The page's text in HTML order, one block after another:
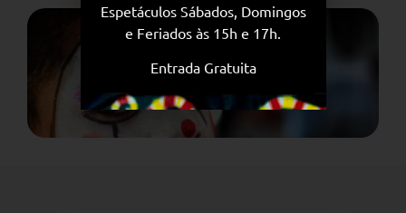
SOCIAL
Espetáculos Sábados, Domingos
e Feriados às 15h e 17h.
Entrada Gratuita